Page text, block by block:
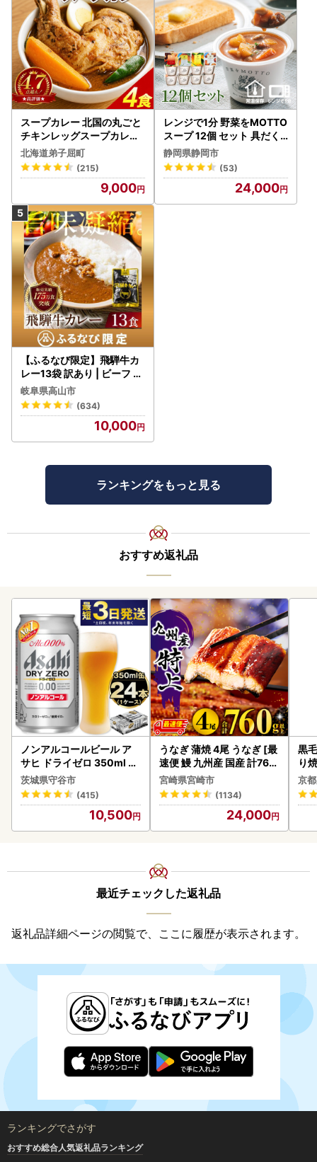
スープカレー 北国の丸ごと
チキンレッグスープカレー
4個 3739
北海道弟子屈町
(215)
9,000
レンジで1分 野菜をMOTTO
スープ 12個 セット 具だく
さんスープ 朝食 惣菜 国産
野菜 常温保存
静岡県静岡市
(53)
24,000
【ふるなび限定】飛騨牛カ
レー13袋 訳あり | ビーフ レ
トルト 訳あり DC006-CP
01 FN-Limited-VO
岐阜県高山市
(634)
10,000
ランキングをもっと見る
おすすめ返礼品
ノンアルコールビール ア
サヒ ドライゼロ 350ml 24
本 ノンアル ビール asashi
守谷市
茨城県守谷市
(415)
10,500
うなぎ 蒲焼 4尾 うなぎ [最
速便 鰻 九州産 国産 計760
g以上]
宮崎県宮崎市
(1134)
24,000
黒
り
京
最近チェックした返礼品
返礼品詳細ページの閲覧で、ここに履歴が表示されます。
ランキングでさがす
おすすめ総合人気返礼品ランキング